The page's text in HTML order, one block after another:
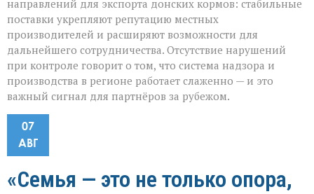
направлений для экспорта донских кормов: стабильные
поставки укрепляют репутацию местных
производителей и расширяют возможности для
дальнейшего сотрудничества. Отсутствие нарушений
при контроле говорит о том, что система надзора и
производства в регионе работает слаженно — и это
важный сигнал для партнёров за рубежом.
07
АВГ
«Семья — это не только опора,